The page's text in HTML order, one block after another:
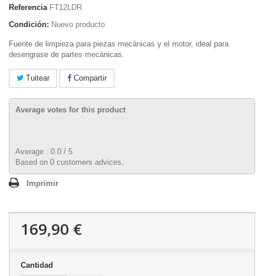
Referencia FT12LDR
Condición: Nuevo producto
Fuente de limpieza para piezas mecánicas y el motor, ideal para
desengrase de partes mecánicas.
Tuitear Compartir
Average votes for this product
Average : 0.0 / 5
Based on 0 customers advices.
Imprimir
169,90 €
Cantidad